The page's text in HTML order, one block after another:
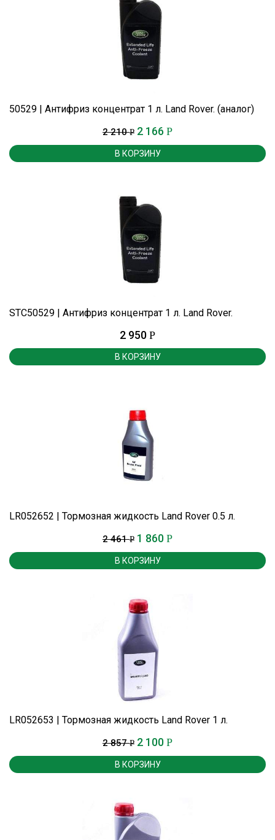
50529 | Антифриз концентрат 1 л. Land Rover. (аналог)
2 210Р 2 166 Р
В КОРЗИНУ
STC50529 | Антифриз концентрат 1 л. Land Rover.
2 950 Р
В КОРЗИНУ
LR052652 | Тормозная жидкость Land Rover 0.5 л.
2 461Р 1 860 Р
В КОРЗИНУ
LR052653 | Тормозная жидкость Land Rover 1 л.
2 857Р 2 100 Р
В КОРЗИНУ